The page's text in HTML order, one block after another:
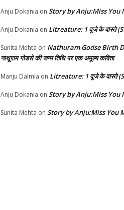
Anju Dokania on Story by Anju:Miss You
Anju Dokania on Litreature: 1 दूजे के वास्ते
Sunita Mehta on Nathuram Godse Birth
नाथूराम गोडसे की जन्म तिथि पर एक अमूल्य कविता
Manju Dalmia on Litreature: 1 दूजे के वास्ते
Anju Dokania on Story by Anju:Miss You
Sunita Mehta on Story by Anju:Miss You